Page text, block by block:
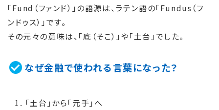
「Fund（ファンド）」の語源は、ラテン語の「Fundus（フ
ンドゥス）」です。
その元々の意味は、「底（そこ）」や「土台」でした。
なぜ金融で使われる言葉になった？
「土台」から「元手」へ